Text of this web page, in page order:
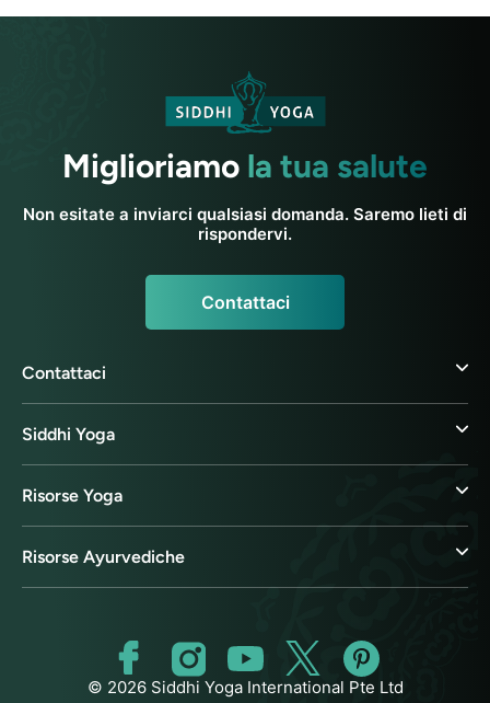
Miglioriamo la tua salute
Non esitate a inviarci qualsiasi domanda. Saremo lieti di
rispondervi.
Contattaci
Contattaci
Siddhi Yoga
Risorse Yoga
Risorse Ayurvediche
© 2026 Siddhi Yoga International Pte Ltd